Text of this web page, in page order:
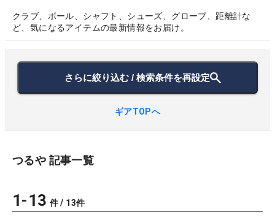
クラブ、ボール、シャフト、シューズ、グローブ、距離計な
ど、気になるアイテムの最新情報をお届け。
さらに絞り込む / 検索条件を再設定
ギアTOPへ
つるや 記事一覧
1-13 件 / 13件